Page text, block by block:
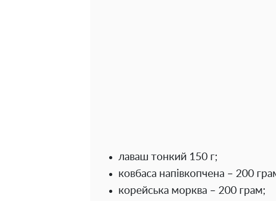
лаваш тонкий 150 г;
ковбаса напівкопчена – 200
корейська морква – 200 грам;